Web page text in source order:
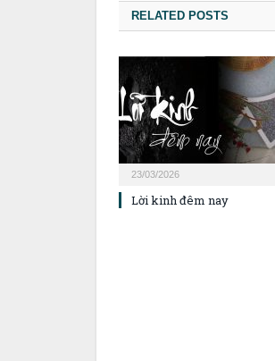
RELATED POSTS
23/03/2026
Lời kinh đêm nay